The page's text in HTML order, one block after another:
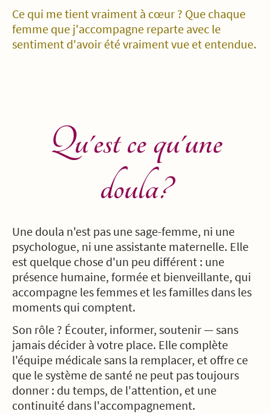
Ce qui me tient vraiment à cœur ? Que chaque
femme que j'accompagne reparte avec le
sentiment d'avoir été vraiment vue et entendue.
Qu'est ce qu'une
doula?
Une doula n'est pas une sage-femme, ni une
psychologue, ni une assistante maternelle. Elle
est quelque chose d'un peu différent : une
présence humaine, formée et bienveillante, qui
accompagne les femmes et les familles dans les
moments qui comptent.
Son rôle ? Écouter, informer, soutenir — sans
jamais décider à votre place. Elle complète
l'équipe médicale sans la remplacer, et offre ce
que le système de santé ne peut pas toujours
donner : du temps, de l'attention, et une
continuité dans l'accompagnement.